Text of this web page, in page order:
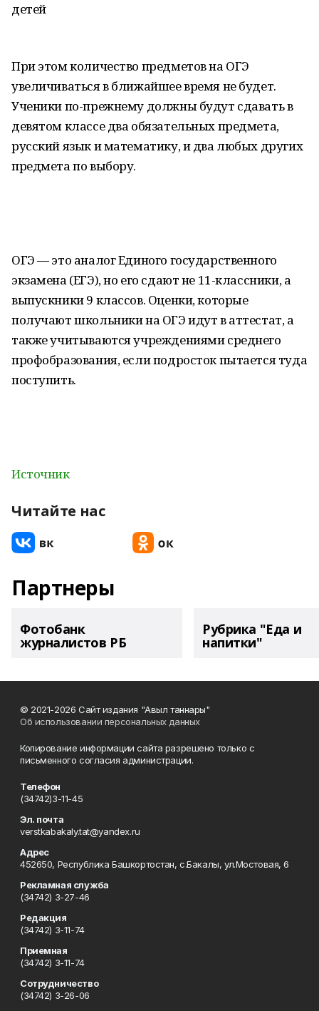
детей
При этом количество предметов на ОГЭ
увеличиваться в ближайшее время не будет.
Ученики по-прежнему должны будут сдавать в
девятом классе два обязательных предмета,
русский язык и математику, и два любых других
предмета по выбору.
ОГЭ — это аналог Единого государственного
экзамена (ЕГЭ), но его сдают не 11-классники, а
выпускники 9 классов. Оценки, которые
получают школьники на ОГЭ идут в аттестат, а
также учитываются учреждениями среднего
профобразования, если подросток пытается туда
поступить.
Источник
Читайте нас
Партнеры
Фотобанк
журналистов РБ
Рубрика "Еда и
напитки"
© 2021-2026 Сайт издания "Авыл таннары"
Об использовании персональных данных
Копирование информации сайта разрешено только с
письменного согласия администрации.
Телефон
(34742)3-11-45
Эл. почта
verstkabakaly.tat@yandex.ru
Адрес
452650, Республика Башкортостан, с.Бакалы, ул.Мостовая, 6
Рекламная служба
(34742) 3-27-46
Редакция
(34742) 3-11-74
Приемная
(34742) 3-11-74
Сотрудничество
(34742) 3-26-06